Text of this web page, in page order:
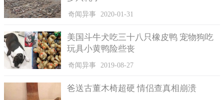
奇闻异事 2020-01-31
美国斗牛犬吃三十八只橡皮鸭 宠物狗吃
玩具小黄鸭险些丧
奇闻异事 2019-08-27
爸送古董木椅超硬 情侣查真相崩溃